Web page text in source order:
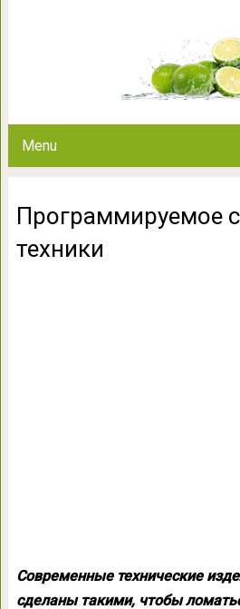
Menu
Программируемое
техники
Современные технические
сделаны такими, чтобы